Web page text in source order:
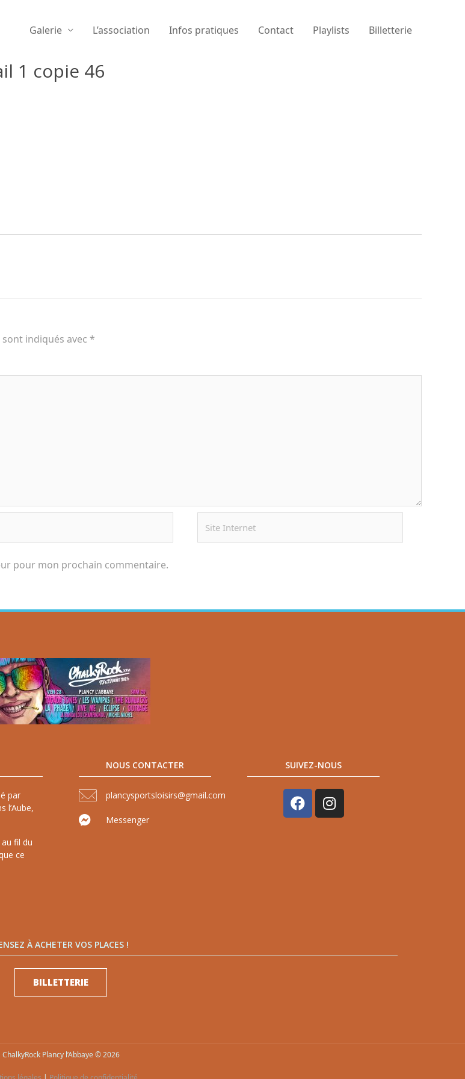
Galerie L’association Infos pratiques Contact Playlists Billetterie
1 copie 46
indiqués avec *
pour mon prochain commentaire.
par
l’Aube,
fil du
ce
NOUS CONTACTER
plancysportsloisirs@gmail.com
Messenger
SUIVEZ-NOUS
À ACHETER VOS PLACES !
BILLETTERIE
ChalkyRock Plancy l’Abbaye © 2026